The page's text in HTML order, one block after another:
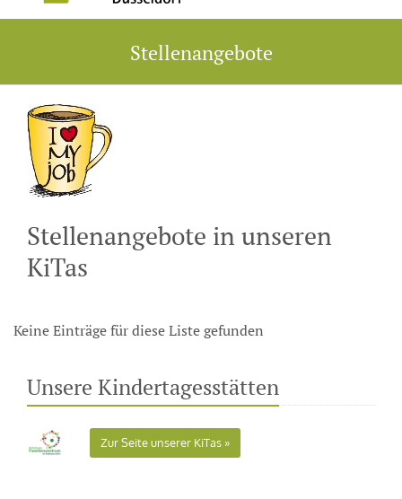
Stellenangebote
Stellenangebote in unseren
KiTas
Keine Einträge für diese Liste gefunden
Unsere Kindertagesstätten
Zur Seite unserer KiTas